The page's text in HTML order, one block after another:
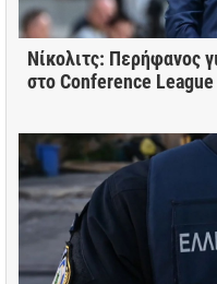
Νίκολιτς: Περήφανος
στο Conference League